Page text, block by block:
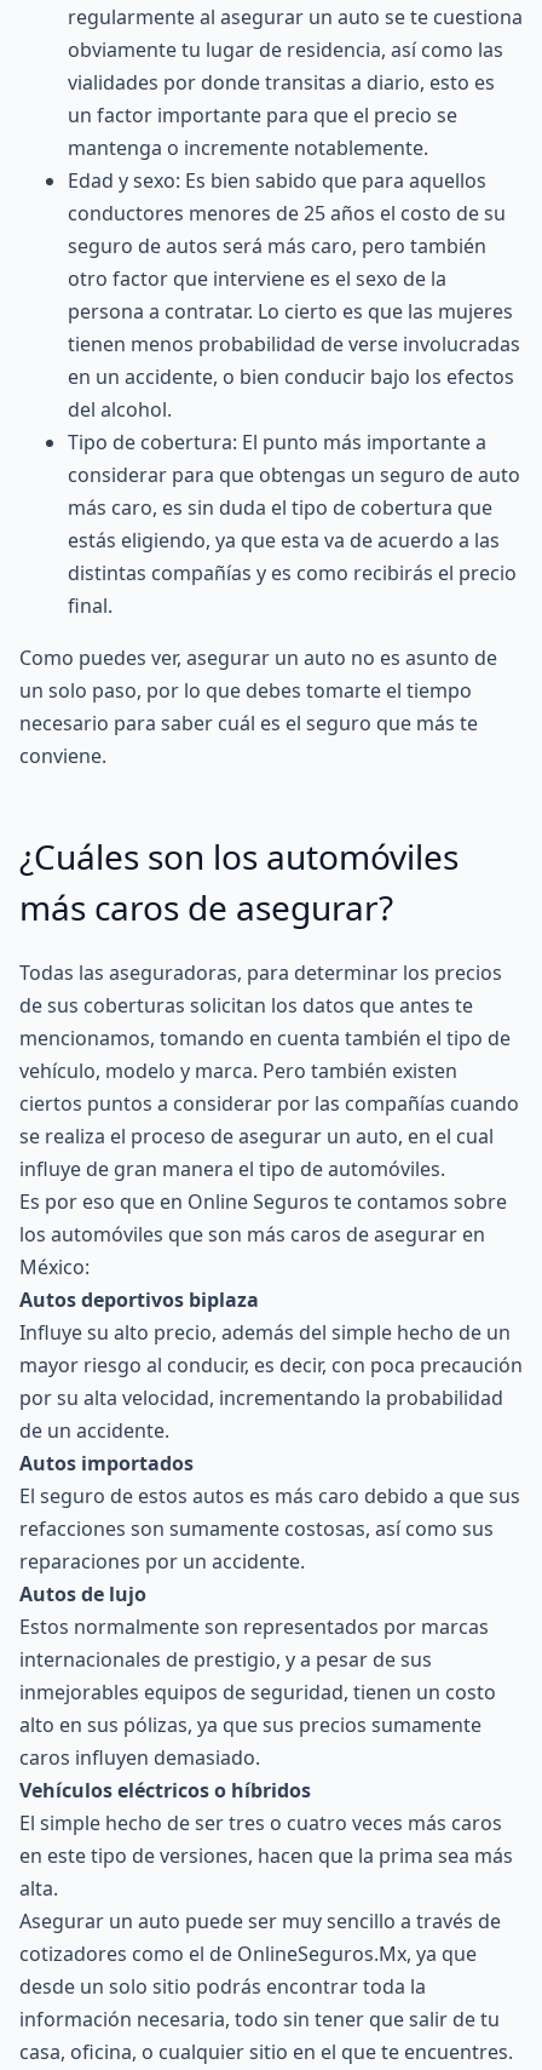
regularmente al asegurar un auto se te cuestiona
obviamente tu lugar de residencia, así como las
vialidades por donde transitas a diario, esto es
un factor importante para que el precio se
mantenga o incremente notablemente.
Edad y sexo: Es bien sabido que para aquellos
conductores menores de 25 años el costo de su
seguro de autos será más caro, pero también
otro factor que interviene es el sexo de la
persona a contratar. Lo cierto es que las mujeres
tienen menos probabilidad de verse involucradas
en un accidente, o bien conducir bajo los efectos
del alcohol.
Tipo de cobertura: El punto más importante a
considerar para que obtengas un seguro de auto
más caro, es sin duda el tipo de cobertura que
estás eligiendo, ya que esta va de acuerdo a las
distintas compañías y es como recibirás el precio
final.
Como puedes ver, asegurar un auto no es asunto de
un solo paso, por lo que debes tomarte el tiempo
necesario para saber cuál es el seguro que más te
conviene.
¿Cuáles son los automóviles
más caros de asegurar?
Todas las aseguradoras, para determinar los precios
de sus coberturas solicitan los datos que antes te
mencionamos, tomando en cuenta también el tipo de
vehículo, modelo y marca. Pero también existen
ciertos puntos a considerar por las compañías cuando
se realiza el proceso de asegurar un auto, en el cual
influye de gran manera el tipo de automóviles.
Es por eso que en Online Seguros te contamos sobre
los automóviles que son más caros de asegurar en
México:
Autos deportivos biplaza
Influye su alto precio, además del simple hecho de un
mayor riesgo al conducir, es decir, con poca precaución
por su alta velocidad, incrementando la probabilidad
de un accidente.
Autos importados
El seguro de estos autos es más caro debido a que sus
refacciones son sumamente costosas, así como sus
reparaciones por un accidente.
Autos de lujo
Estos normalmente son representados por marcas
internacionales de prestigio, y a pesar de sus
inmejorables equipos de seguridad, tienen un costo
alto en sus pólizas, ya que sus precios sumamente
caros influyen demasiado.
Vehículos eléctricos o híbridos
El simple hecho de ser tres o cuatro veces más caros
en este tipo de versiones, hacen que la prima sea más
alta.
Asegurar un auto puede ser muy sencillo a través de
cotizadores como el de OnlineSeguros.Mx, ya que
desde un solo sitio podrás encontrar toda la
información necesaria, todo sin tener que salir de tu
casa, oficina, o cualquier sitio en el que te encuentres.